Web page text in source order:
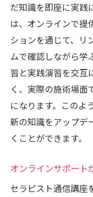
どこでも学
通信講座でリ
できるスキル
実践的なス
自宅ででき
通信講座の
プロフェッ
ステップ
学んだ知識
資格取得後の
だ知識を即座に実践
は、オンラインで提
ションを通じて、リ
ムで確認しながら学
習と実践演習を交互
く、実際の施術場面
になります。このよ
新の知識をアップデ
くことができます。
オンラインサポート
セラピスト通信講座